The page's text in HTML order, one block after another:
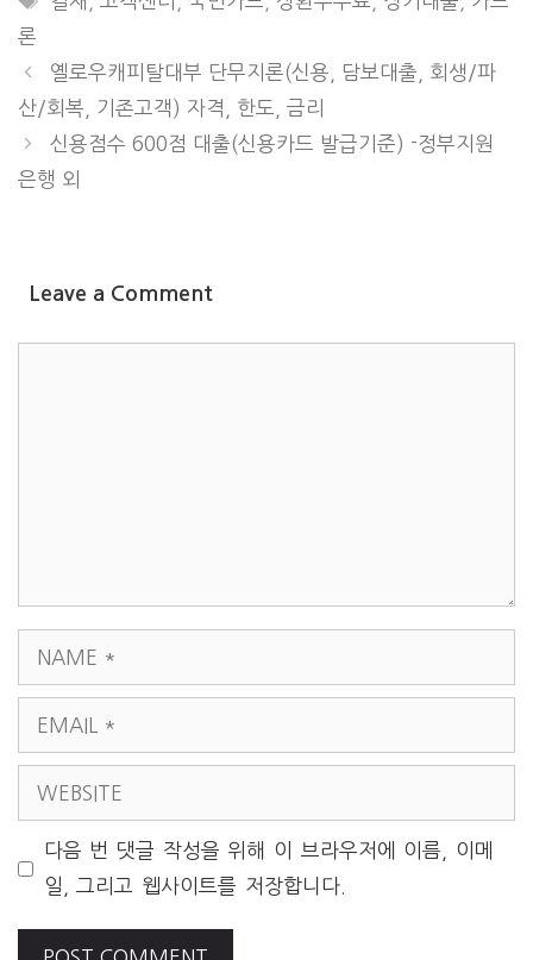
론
옐로우캐피탈대부 단무지론(신용, 담보대출, 회생/파
산/회복, 기존고객) 자격, 한도, 금리
신용점수 600점 대출(신용카드 발급기준) -정부지원
은행 외
Leave a Comment
NAME
EMAIL
WEBSITE
다음 번 댓글 작성을 위해 이 브라우저에 이름, 이메
일, 그리고 웹사이트를 저장합니다.